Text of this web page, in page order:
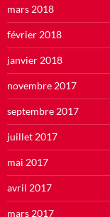
mars 2018
février 2018
janvier 2018
novembre 2017
septembre 2017
juillet 2017
mai 2017
avril 2017
mars 2017